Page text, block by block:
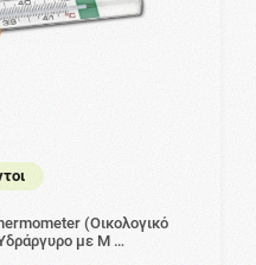
(Οικολογικό
με Μ …